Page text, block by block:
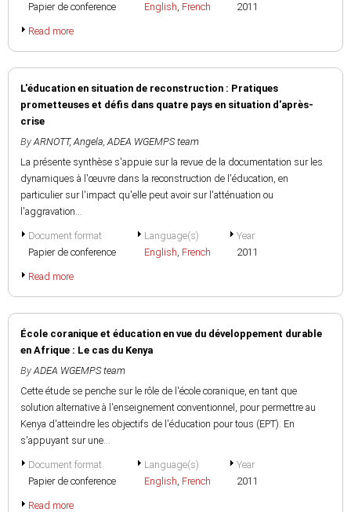
Papier de conference
English, French
2011
Read more
L'éducation en situation de reconstruction : Pratiques
prometteuses et défis dans quatre pays en situation d'après-
crise
By ARNOTT, Angela,ADEA WGEMPS team
La présente synthèse s'appuie sur la revue de la documentation sur les
dynamiques à l'œuvre dans la reconstruction de l'éducation, en
particulier sur l'impact qu'elle peut avoir sur l'atténuation ou
l'aggravation...
Document format
Papier de conference
Language(s)
English, French
Year
2011
Read more
École coranique et éducation en vue du développement durable
en Afrique : Le cas du Kenya
By ADEA WGEMPS team
Cette étude se penche sur le rôle de l'école coranique, en tant que
solution alternative à l'enseignement conventionnel, pour permettre au
Kenya d'atteindre les objectifs de l'éducation pour tous (EPT). En
s'appuyant sur une...
Document format
Papier de conference
Language(s)
English, French
Year
2011
Read more